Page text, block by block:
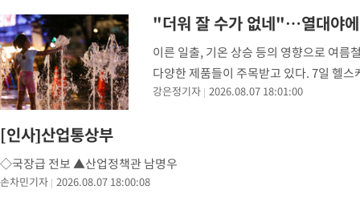
↓
-24052초 전 >[속보]이 대통령 "부동산 공급 기존 사고방식 매달리지 말고 과
실천"
-23137초 전 >이란, "오만과 '중앙 단일 루트' 합의…북쪽 인바운드·남쪽 아
운드는 임시"
-14705초 전 >"낮 기온 소폭 하락"…수도권 폭염중대경보, 폭염경보로 하향
-14669초 전 >[속보]이 대통령, '호우피해' 안동·의성 관할 4개 면 특별재난
선포
-14632초 전 >[단독]중수청 지원 검사들, 정원 초과 시 낮은 계급 임용…희망
-12603초 전 > 낮 최고 37도 찜통더위…곳곳 소나기·강원 많은 비[내일날씨]
-10909초 전 >
응"
-7765초 전 >여자배구 이재영·이다영 자매, 아제르바이잔 투란VC 입단
-7018초 전 >
"더워 잘 수가 없네"…열대야에
이른 일출, 기온 상승 등의 영향으로 여름
다양한 제품들이 주목받고 있다. 7일 헬
월별 수면 데이터를 분석한 결과, 여름철
강은정기자 2026.08.07 18:01:00
[인사]산업통상부
◇국장급 전보 ▲산업정책관 남명우
손차민기자 2026.08.07 18:00:08